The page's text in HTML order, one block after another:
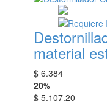
material
$ 6.384
20%
$ 5.107,20